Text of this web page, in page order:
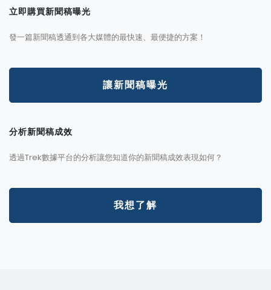
立即購買新聞稿曝光
發一篇新聞稿透通到各大媒體的最快速、最便捷的方案！
讓新聞稿曝光
分析新聞稿成效
透過Trek數據平台的分析讓您知道你的新聞稿成效表現如何？
我想了解